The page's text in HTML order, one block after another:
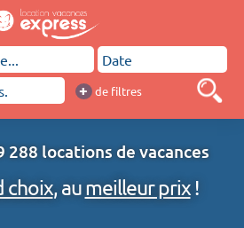
288 locations de vacances
choix, aumeilleur prix!
+ de filtres